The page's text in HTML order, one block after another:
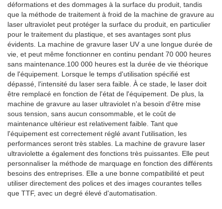
déformations et des dommages à la surface du produit, tandis
que la méthode de traitement à froid de la machine de gravure au
laser ultraviolet peut protéger la surface du produit, en particulier
pour le traitement du plastique, et ses avantages sont plus
évidents. La machine de gravure laser UV a une longue durée de
vie, et peut même fonctionner en continu pendant 70 000 heures
sans maintenance.100 000 heures est la durée de vie théorique
de l'équipement. Lorsque le temps d'utilisation spécifié est
dépassé, l'intensité du laser sera faible. À ce stade, le laser doit
être remplacé en fonction de l'état de l'équipement. De plus, la
machine de gravure au laser ultraviolet n'a besoin d'être mise
sous tension, sans aucun consommable, et le coût de
maintenance ultérieur est relativement faible. Tant que
l'équipement est correctement réglé avant l'utilisation, les
performances seront très stables. La machine de gravure laser
ultraviolette a également des fonctions très puissantes. Elle peut
personnaliser la méthode de marquage en fonction des différents
besoins des entreprises. Elle a une bonne compatibilité et peut
utiliser directement des polices et des images courantes telles
que TTF, avec un degré élevé d'automatisation.